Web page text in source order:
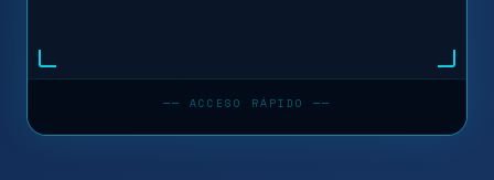
── ACCESO RÁPIDO ──